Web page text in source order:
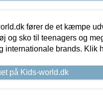
fører de et kæmpe
og sko til teenagers og
internationale brands. Klik
på Kids-world.dk